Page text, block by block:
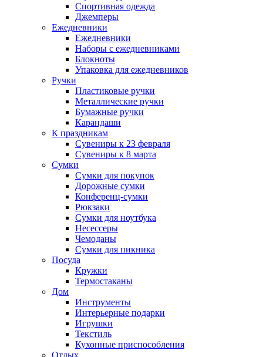
Спортивная одежда
Джемперы
Ежедневники
Ежедневники
Наборы с ежедневниками
Блокноты
Упаковка для ежедневников
Ручки
Пластиковые ручки
Металлические ручки
Бумажные ручки
Карандаши
К праздникам
Сувениры к 23 февраля
Сувениры к 8 марта
Сумки
Сумки для покупок
Дорожные сумки
Конференц-сумки
Рюкзаки
Сумки для ноутбука
Несессеры
Чемоданы
Сумки для пикника
Посуда
Кружки
Термостаканы
Дом
Инструменты
Интерьерные подарки
Игрушки
Текстиль
Кухонные приспособления
Отдых